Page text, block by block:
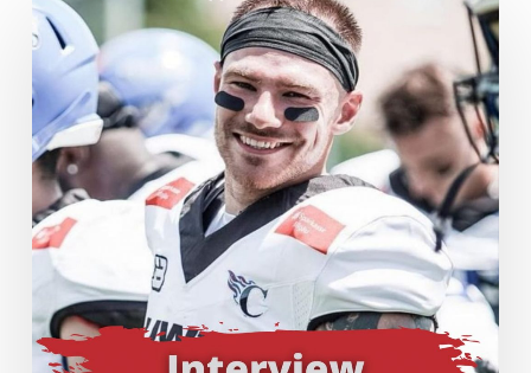
Interview:
Willi
Dill